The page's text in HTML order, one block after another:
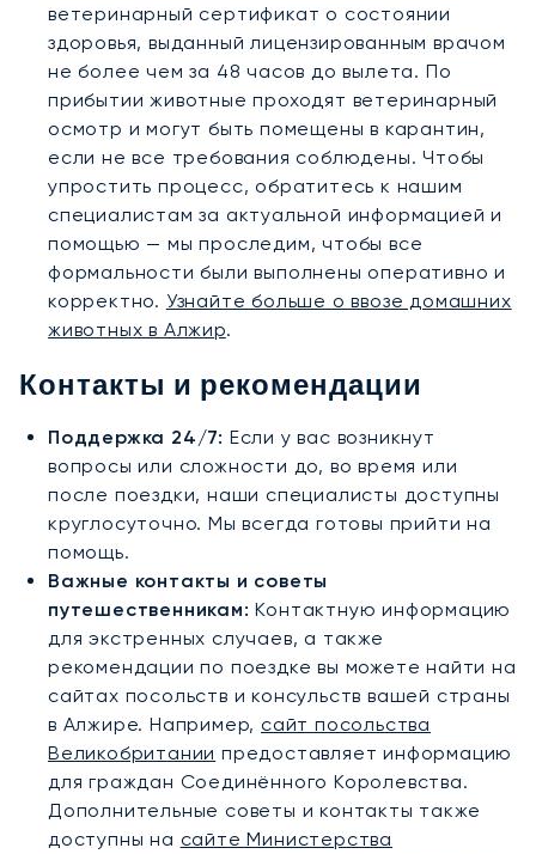
ветеринарный сертификат о состоянии
здоровья, выданный лицензированным врачом
не более чем за 48 часов до вылета. По
прибытии животные проходят ветеринарный
осмотр и могут быть помещены в карантин,
если не все требования соблюдены. Чтобы
упростить процесс, обратитесь к нашим
специалистам за актуальной информацией и
помощью — мы проследим, чтобы все
формальности были выполнены оперативно и
корректно. Узнайте больше о ввозе домашних
животных в Алжир.
Контакты и рекомендации
Поддержка 24/7: Если у вас возникнут
вопросы или сложности до, во время или
после поездки, наши специалисты доступны
круглосуточно. Мы всегда готовы прийти на
помощь.
Важные контакты и советы
путешественникам: Контактную информацию
для экстренных случаев, а также
рекомендации по поездке вы можете найти на
сайтах посольств и консульств вашей страны
в Алжире. Например, сайт посольства
Великобритании предоставляет информацию
для граждан Соединённого Королевства.
Дополнительные советы и контакты также
доступны на сайте Министерства